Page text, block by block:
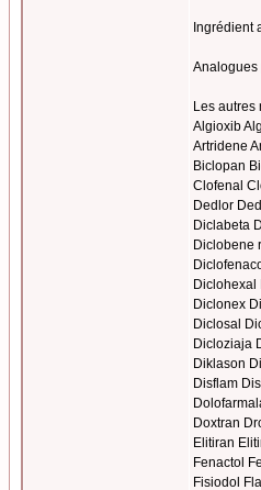
Ingrédient
Analogues
Les autres
Algioxib
Artridene
Biclopan
Clofenal
Dedlor
Diclabeta
Diclobene
Diclonex
Diclosal
Dicloziaja
Diklason
Disflam
Doxtran
Elitiran
Fenactol
Fisiodol